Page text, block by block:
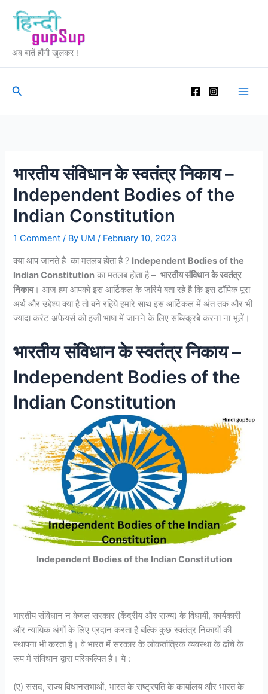
content
अब बातें होंगी खुलकर !
Search
भारतीय संविधान के स्वतंत्र निकाय –
Independent Bodies of the
Indian Constitution
1 Comment / By UM/ February 10, 2023
क्या आप जानते है का मतलब होता है ? Independent Bodies of the
Indian Constitution का मतलब होता है –भारतीय संविधान के स्वतंत्र
निकाय। आज हम आपको इस आर्टिकल के ज़रिये बता रहे है कि इस टॉपिक पूरा
अर्थ और उद्देश्य क्या है तो बने रहिये हमारे साथ इस आर्टिकल में अंत तक और भी
ज्यादा करंट अफेयर्स को इजी भाषा में जानने के लिए सब्स्क्रिबे करना ना भूलें।
भारतीय संविधान के स्वतंत्र निकाय –
Independent Bodies of the
Indian Constitution
Independent Bodies of the Indian Constitution
भारतीय संविधान न केवल सरकार (केंद्रीय और राज्य) के विधायी, कार्यकारी
और न्यायिक अंगों के लिए प्रदान करता है बल्कि कुछ स्वतंत्र निकायों की
स्थापना भी करता है। वे भारत में सरकार के लोकतांत्रिक व्यवस्था के ढांचे के
रूप में संविधान द्वारा परिकल्पित हैं। ये :
(ए) संसद, राज्य विधानसभाओं, भारत के राष्ट्रपति के कार्यालय और भारत के